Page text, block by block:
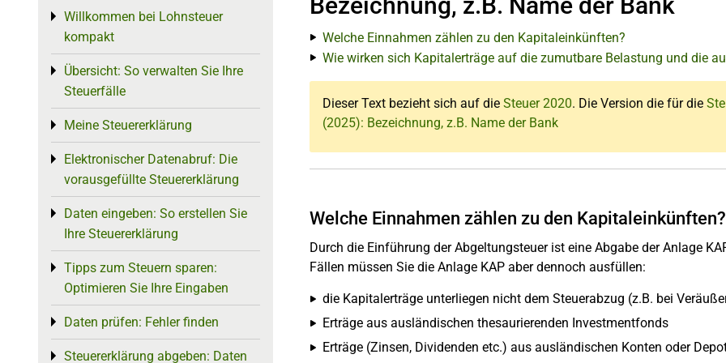
Welche Einnahmen zählen zu den Kapitaleinkünften?
Wie wirken sich Kapitalerträge auf die zumutbare Belastung und die
Dieser Text bezieht sich auf die Steuer 2020. Die Version die für die
(2025): Bezeichnung, z.B. Name der Bank
Welche Einnahmen zählen zu den Kapitaleinkünften?
Durch die Einführung der Abgeltungsteuer ist eine Abgabe der Anlage
Fällen müssen Sie die Anlage KAP aber dennoch ausfüllen:
die Kapitalerträge unterliegen nicht dem Steuerabzug (z.B. bei
Erträge aus ausländischen thesaurierenden Investmentfonds
Erträge (Zinsen, Dividenden etc.) aus ausländischen Konten oder
Willkommen bei Lohnsteuer
kompakt
Toggle menu
Übersicht: So verwalten Sie Ihre
Steuerfälle
Toggle menu
Meine Steuererklärung
Toggle menu
Elektronischer Datenabruf: Die
vorausgefüllte Steuererklärung
Toggle menu
Daten eingeben: So erstellen Sie
Ihre Steuererklärung
Toggle menu
Tipps zum Steuern sparen:
Optimieren Sie Ihre Eingaben
Toggle menu
Daten prüfen: Fehler finden
Toggle menu
Steuererklärung abgeben: Daten
Toggle menu